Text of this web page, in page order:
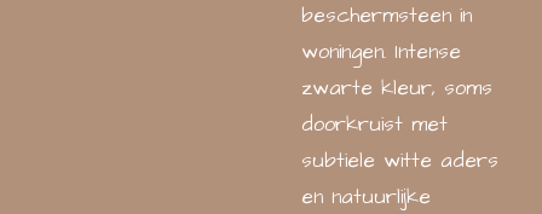
beschermsteen in
woningen. Intense
zwarte kleur, soms
doorkruist met
subtiele witte aders
en natuurlijke